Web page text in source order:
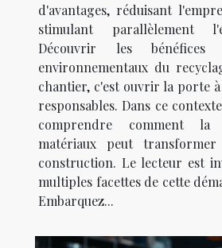
d'avantages, réduisant
stimulant parallèlement
Découvrir les bénéfices
environnementaux du
chantier, c'est ouvrir la porte
responsables. Dans ce
comprendre comment la
matériaux peut
construction. Le lecteur est
multiples facettes de cette
Embarquez...